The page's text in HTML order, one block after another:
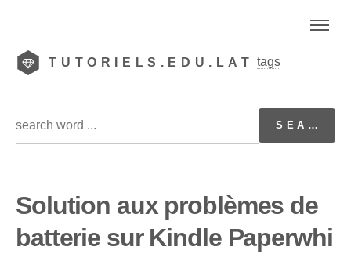
TUTORIELS.EDU.LAT tags
Solution aux problèmes de
batterie sur Kindle Paperwhi